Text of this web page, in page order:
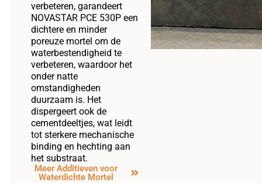
verbeteren, garandeert
NOVASTAR PCE 530P een
dichtere en minder
poreuze mortel om de
waterbestendigheid te
verbeteren, waardoor het
onder natte
omstandigheden
duurzaam is. Het
dispergeert ook de
cementdeeltjes, wat leidt
tot sterkere mechanische
binding en hechting aan
het substraat.
Meer Additieven voor
Waterdichte Mortel